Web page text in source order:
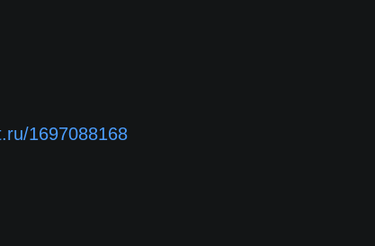
1697088168